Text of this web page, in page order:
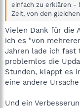
einfach zu erklären -
Zeit, von den
Vielen Dank für die
ich es "von
Jahren lade ich fast
problemlos die
Stunden, klappt es
eine andere
Und ein